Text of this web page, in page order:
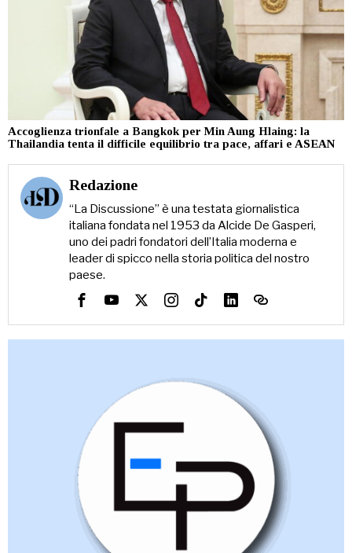
Accoglienza trionfale a Bangkok per Min Aung Hlaing: la
Thailandia tenta il difficile equilibrio tra pace, affari e ASEAN
Redazione
“La Discussione” è una testata giornalistica
italiana fondata nel 1953 da Alcide De Gasperi,
uno dei padri fondatori dell’Italia moderna e
leader di spicco nella storia politica del nostro
paese.